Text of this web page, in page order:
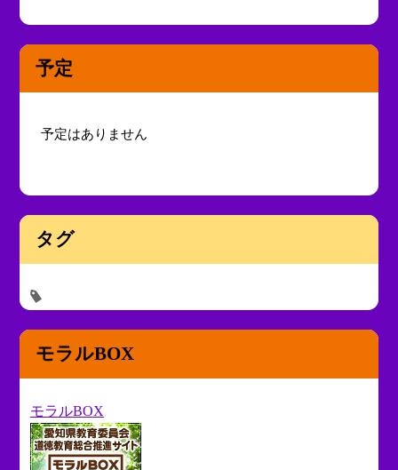
予定
予定はありません
タグ
モラルBOX
モラルBOX